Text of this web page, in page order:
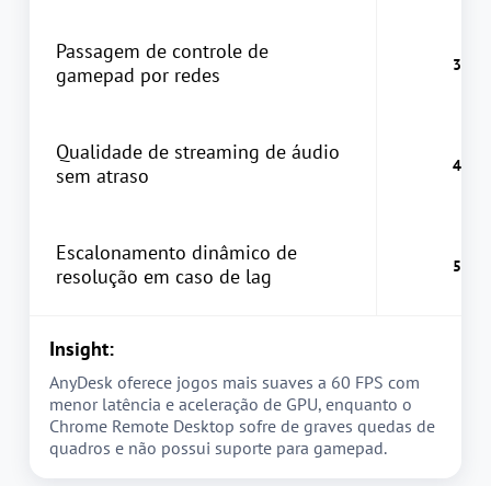
Passagem de controle de
gamepad por redes
Qualidade de streaming de áudio
sem atraso
Escalonamento dinâmico de
resolução em caso de lag
Insight:
AnyDesk oferece jogos mais suaves a 60 FPS com
menor latência e aceleração de GPU, enquanto o
Chrome Remote Desktop sofre de graves quedas de
quadros e não possui suporte para gamepad.